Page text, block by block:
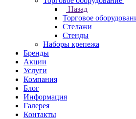
Назад
Торговое
Стелажи
Стенды
Наборы крепежа
Бренды
Акции
Услуги
Компания
Блог
Информация
Галерея
Контакты